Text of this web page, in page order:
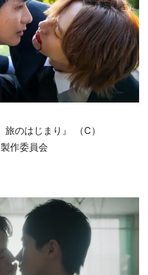
のはじまり』 （C）
作委員会